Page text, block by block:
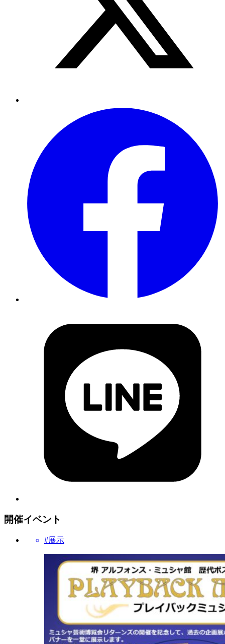
開催イベント
#展示